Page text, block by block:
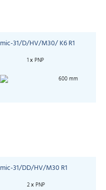
mic-31/D/HV/M30/ K6 R1
1 х PNP
600 mm
mic-31/DD/HV/M30 R1
2 х PNP